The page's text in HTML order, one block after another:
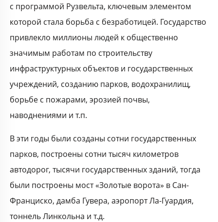
с программой Рузвельта, ключевым элементом
которой стала борьба с безработицей. Государство
привлекло миллионы людей к общественно
значимым работам по строительству
инфраструктурных объектов и государственных
учреждений, созданию парков, водохранилищ,
борьбе с пожарами, эрозией почвы,
наводнениями и т.п.
В эти годы были созданы сотни государственных
парков, построены сотни тысяч километров
автодорог, тысячи государственных зданий, тогда
были построены мост «Золотые ворота» в Сан-
Франциско, дамба Гувера, аэропорт Ла-Гуардия,
тоннель Линкольна и т.д.